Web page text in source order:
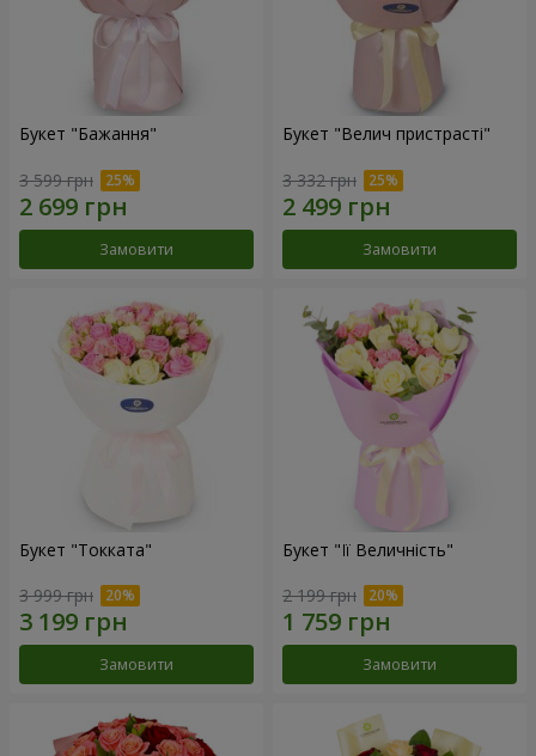
Букет "Бажання"
3 599 грн
Замовити
Букет "Велич пристрасті"
3 332 грн
Замовити
Букет "Токката"
3 999 грн
Замовити
Букет "Її Величність"
2 199 грн
Замовити